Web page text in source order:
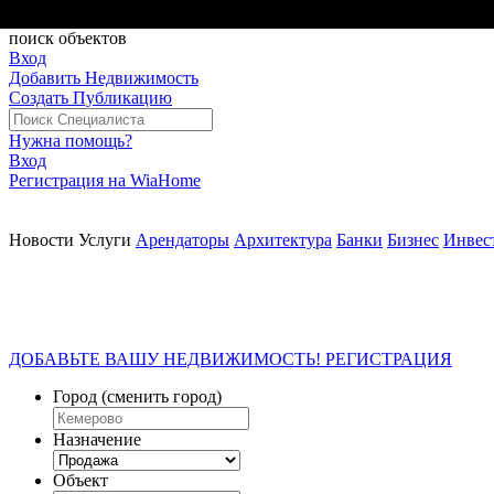
поиск объектов
Вход
Добавить Недвижимость
Создать Публикацию
Нужна помощь?
Вход
Регистрация на WiaHome
Новости Услуги Арендаторы Архитектура Банки Бизнес
ДОБАВЬТЕ ВАШУ НЕДВИЖИМОСТЬ! РЕГИСТРАЦИЯ
Город (сменить город)
Назначение
Объект